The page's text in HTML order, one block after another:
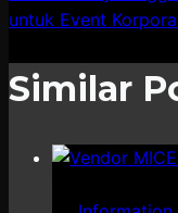
untuk Event
Similar